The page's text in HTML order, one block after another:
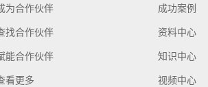
为合作伙伴
找合作伙伴
能合作伙伴
看更多
成功案例
资料中心
知识中心
视频中心